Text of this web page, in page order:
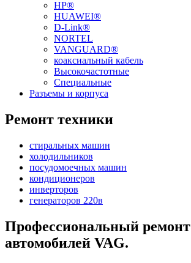
HP®
HUAWEI®
D-Link®
NORTEL
VANGUARD®
коаксиальный кабель
Высокочастотные
Специальные
Разъемы и корпуса
Ремонт техники
стиральных машин
холодильников
посудомоечных машин
кондиционеров
инверторов
генераторов 220в
Профессиональный ремонт
автомобилей VAG.